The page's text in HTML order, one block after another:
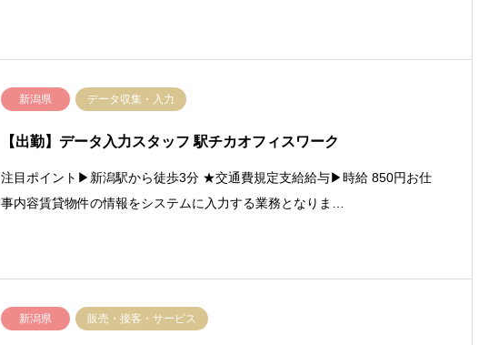
新潟県 データ収集・入力
【出勤】データ入力スタッフ 駅チカオフィスワーク
注目ポイント▶新潟駅から徒歩3分 ★交通費規定支給給与▶時給 850円お仕
事内容賃貸物件の情報をシステムに入力する業務となりま…
新潟県 販売・接客・サービス